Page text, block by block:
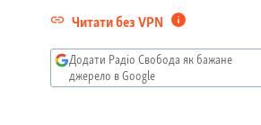
Читати без VPN
Додати Радіо Свобода як бажане
джерело в Google